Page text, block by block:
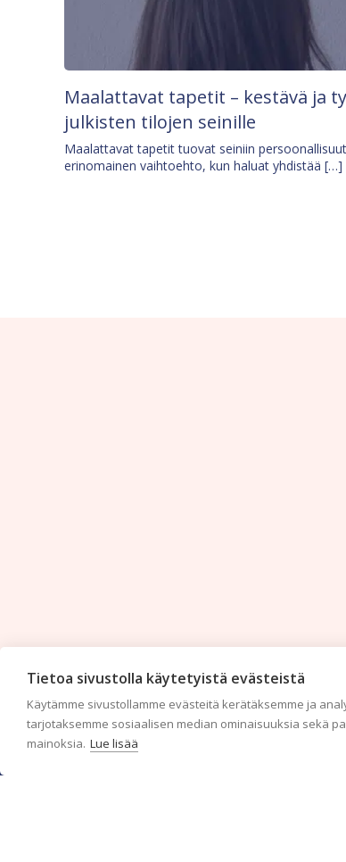
Tietoa sivustolla käytetyistä evästeistä
Käytämme sivustollamme evästeitä kerätäksemme ja
tarjotaksemme sosiaalisen median ominaisuuksia sekä
mainoksia. Lue lisää
Maalattavat tapetit – kestävä ja
julkisten tilojen seinille
Maalattavat tapetit tuovat seiniin
erinomainen vaihtoehto, kun haluat yhdistää […]